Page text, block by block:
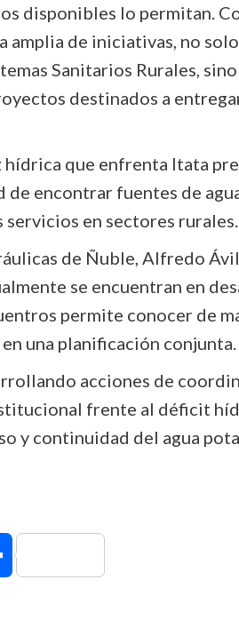
disponibles lo permitan.
amplia de iniciativas, no
Sanitarios Rurales,
destinados a
que enfrenta Itata
encontrar fuentes de
en sectores rurales.
de Ñuble, Alfredo
se encuentran en
permite conocer de
una planificación conjunta.
acciones de
frente al déficit
y continuidad del agua
Compartir